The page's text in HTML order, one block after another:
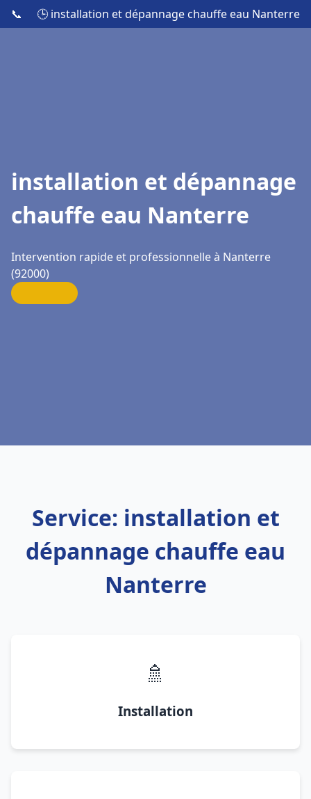
📞 🕒 installation et dépannage chauffe eau Nanterre
installation et dépannage
chauffe eau Nanterre
Intervention rapide et professionnelle à Nanterre
(92000)
Service: installation et
dépannage chauffe eau
Nanterre
🚿
Installation